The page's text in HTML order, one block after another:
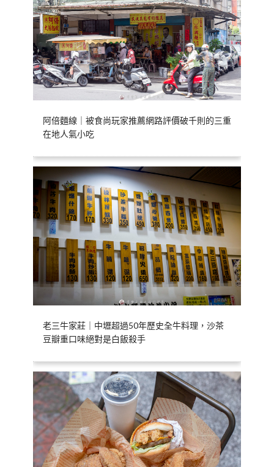
阿倍麵線｜被食尚玩家推薦網路評價破千則的三重
在地人氣小吃
老三牛家莊｜中壢超過50年歷史全牛料理，沙茶
豆瓣重口味絕對是白飯殺手